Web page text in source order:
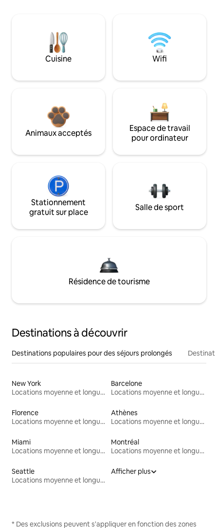
Cuisine Wifi
Animaux acceptés
Espace de travail
pour ordinateur
Stationnement
gratuit sur place
Salle de sport
Résidence de tourisme
Destinations à découvrir
Destinations populaires pour des séjours prolongés
New York
Locations moyenne et longue durée
Barcelone
Locations moyenne et longue durée
Florence
Locations moyenne et longue durée
Athènes
Locations moyenne et longue durée
Miami
Locations moyenne et longue durée
Montréal
Locations moyenne et longue durée
Seattle
Locations moyenne et longue durée
Afficher plus
* Des exclusions peuvent s'appliquer en fonction des zones